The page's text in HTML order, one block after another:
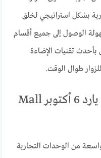
بشكل استراتيجي لخلق
الوصول إلى جميع أقسام
بأحدث تقنيات الإضاءة
طوال الوقت.
مساحات الوحدات في بارك يارد 6 أكتوبر Mall
مجموعة واسعة من الوحدات التجارية